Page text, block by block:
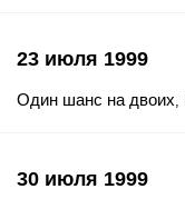
23 июля 1999
Один шанс на двоих,
30 июля 1999